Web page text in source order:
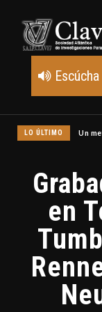
LO ÚLTIMO Un
en